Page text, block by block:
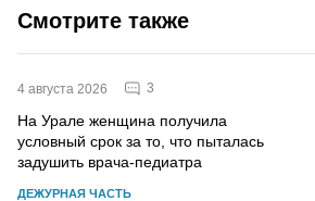
Смотрите также
4 августа 2026 3
На Урале женщина получила
условный срок за то, что пыталась
задушить врача-педиатра
ДЕЖУРНАЯ ЧАСТЬ